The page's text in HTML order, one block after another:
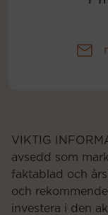
VIKTIG
avsedd som
faktablad och
och
investera i den